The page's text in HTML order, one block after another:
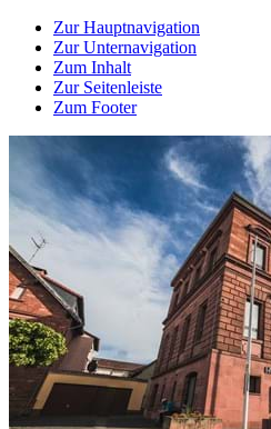
Zur Hauptnavigation
Zur Unternavigation
Zum Inhalt
Zur Seitenleiste
Zum Footer